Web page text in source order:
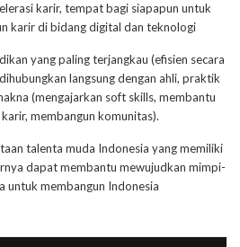
karir, tempat bagi siapapun untuk
karir di bidang digital dan teknologi
yang paling terjangkau (efisien secara
langsung dengan ahli, praktik
(mengajarkan soft skills, membantu
membangun komunitas).
talenta muda Indonesia yang memiliki
dapat membantu mewujudkan mimpi-
untuk membangun Indonesia